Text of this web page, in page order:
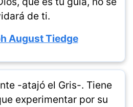
de ti.
August Tiedge
-atajó el Gris-. Tiene
experimentar por su